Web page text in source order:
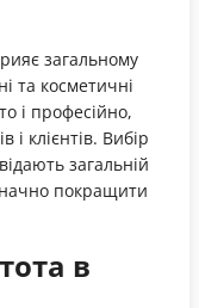
загальному
та косметичні
і професійно,
і клієнтів. Вибір
загальній
покращити
в